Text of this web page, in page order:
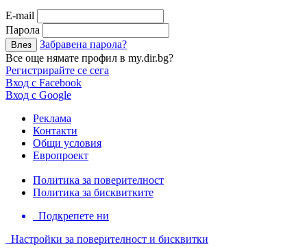
Е-mail
Парола
Забравена парола?
Все още нямате профил в my.dir.bg?
Регистрирайте се сега
Вход с Facebook
Вход с Google
Реклама
Контакти
Общи условия
Европроект
Политика за поверителност
Политика за бисквитките
Подкрепете ни
Настройки за поверителност и бисквитки